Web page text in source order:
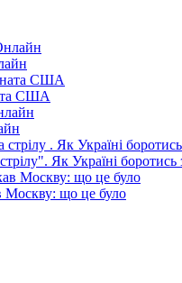
США
Як Україні боротись
Москву: що це було